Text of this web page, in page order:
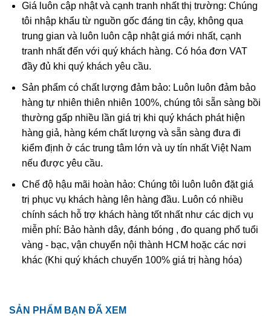
Tác dụng “Rồng” trong phong thủy
Long là con vật có mình dài, thân có nhiều vảy, trên đầu
có sừng như sừng hươu, chân có móng vuốt, có thể tự
do bay lượn trên trời cũng như dưới nước. Trong
khả năng diệt trừ cái xấu, hóa giải tà khí.
Thanh Long nếu được đặt ở hướng Bạch Hổ sẽ gây ra
sự xung đột, dẫn đến phong thủy xấu. Nếu Thanh Long
mà đặt ở Thanh Long sẽ loại bỏ những kẻ tiểu nhân,
củng cố quyền lực. Loài vật phong thủy này rất thích
Đá Tourmalinelà gì?
Giá luôn cập nhật và cạnh tranh nhất thị trường: Chúng
tôi nhập khẩu từ nguồn gốc đáng tin cậy, không qua
trung gian và luôn luôn cập nhật giá mới nhất, cạnh
tranh nhất đến với quý khách hàng. Có hóa đơn VAT
đầy đủ khi quý khách yêu cầu.
Sản phẩm có chất lượng đảm bảo: Luôn luôn đảm bảo
hàng tự nhiên thiên nhiên 100%, chúng tôi sẵn sàng bồi
thường gấp nhiều lần giá trị khi quý khách phát hiện
hàng giả, hàng kém chất lượng và sẵn sàng đưa đi
kiểm định ở các trung tâm lớn và uy tín nhất Việt Nam
nếu được yêu cầu.
Chế độ hậu mãi hoàn hảo: Chúng tôi luôn luôn đặt giá
trị phục vụ khách hàng lên hàng đầu. Luôn có nhiều
chính sách hỗ trợ khách hàng tốt nhất như các dịch vụ
miễn phí: Bảo hành dây, đánh bóng , đo quang phổ tuổi
vàng - bạc, vận chuyển nội thành HCM hoặc các nơi
khác (Khi quý khách chuyển 100% giá trị hàng hóa)
SẢN PHẨM BẠN ĐÃ XEM